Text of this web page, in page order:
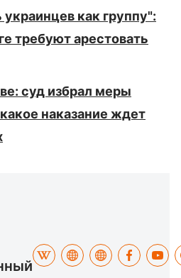
как группу":
требуют арестовать
суд избрал меры
наказание ждет